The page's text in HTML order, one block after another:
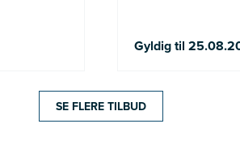
Gyldig til
SE FLERE TILBUD